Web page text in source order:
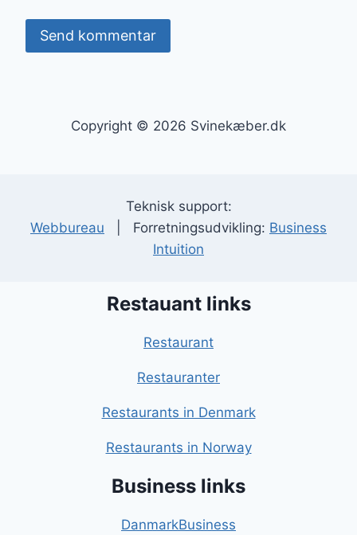
Copyright © 2026 Svinekæber.dk
Teknisk support:
Webbureau | Forretningsudvikling: Business
Intuition
Restauant links
Restaurant
Restauranter
Restaurants in Denmark
Restaurants in Norway
Business links
DanmarkBusiness